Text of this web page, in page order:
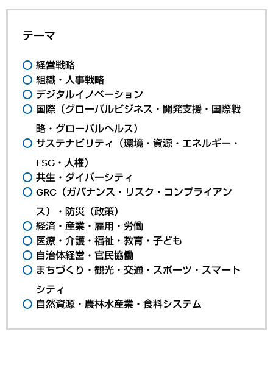
テーマ
経営戦略
組織・人事戦略
デジタルイノベーション
国際（グローバルビジネス・開発支援・国際戦
略・グローバルヘルス）
サステナビリティ（環境・資源・エネルギー・
ESG・人権）
共生・ダイバーシティ
GRC（ガバナンス・リスク・コンプライアン
ス）・防災（政策）
経済・産業・雇用・労働
医療・介護・福祉・教育・子ども
自治体経営・官民協働
まちづくり・観光・交通・スポーツ・スマート
シティ
自然資源・農林水産業・食料システム